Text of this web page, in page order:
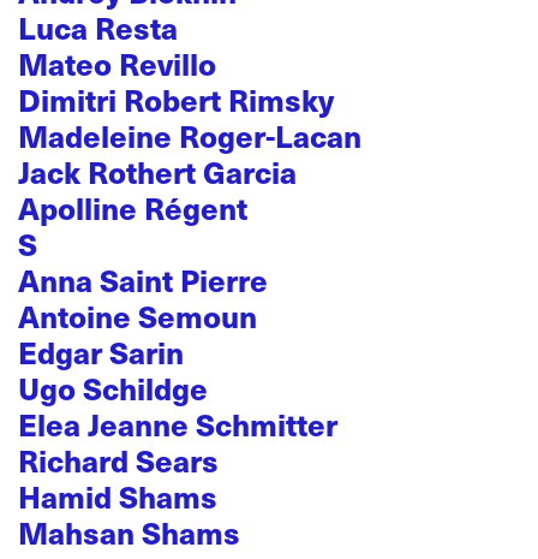
Luca Resta
Mateo Revillo
Dimitri Robert Rimsky
Madeleine Roger-Lacan
Jack Rothert Garcia
Apolline Régent
S
Anna Saint Pierre
Antoine Semoun
Edgar Sarin
Ugo Schildge
Elea Jeanne Schmitter
Richard Sears
Hamid Shams
Mahsan Shams